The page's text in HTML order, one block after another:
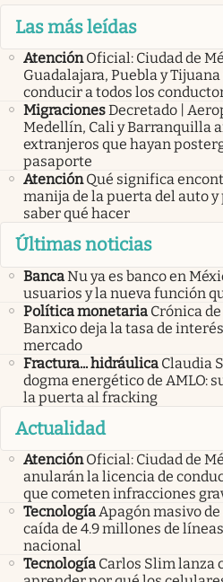
Las más leídas
Atención Oficial: Ciudad de
Guadalajara, Puebla y
conducir a todos los
MigracionesDecretado |
Medellín, Cali y Barranquilla
extranjeros que hayan
pasaporte
Atención Qué significa
manija de la puerta del auto
saber qué hacer
Últimas noticias
BancaNu ya es banco en
usuarios y la nueva función
Política monetaria Crónica
Banxico deja la tasa de
mercado
Fractura... hidráulica Claudia
dogma energético de AMLO:
la puerta al fracking
Actualidad
Atención Oficial: Ciudad de
anularán la licencia de
que cometen infracciones
TecnologíaApagón masivo
caída de 4.9 millones de
nacional
Tecnología Carlos Slim lanza